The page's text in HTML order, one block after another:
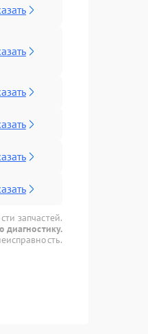
запчастей.
диагностику.